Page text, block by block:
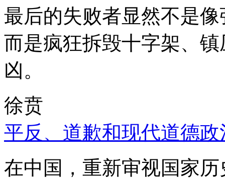
最后的失败者显然不是
而是疯狂拆毁十字架、
凶。
徐贲
平反、道歉和现代道德政
在中国，重新审视国家